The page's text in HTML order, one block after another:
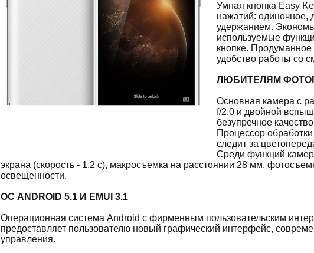
Умная кнопка Easy
нажатий: одиночное,
удержанием.
используемые
кнопке.
удобство работы со
ЛЮБИТЕЛЯМ
Основная камера с
f/2.0 и двойной
безупречное
Процессор
следит за
Среди функций
экрана (скорость - 1,2 с), макросъемка на расстоянии 28 мм,
освещенности.
ОС ANDROID 5.1 И EMUI 3.1
Операционная система Android с фирменным пользовательским
предоставляет пользователю новый графический интерфейс,
управления.